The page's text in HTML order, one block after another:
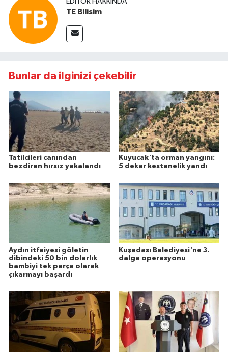
TE Bilisim
Bunlar da ilginizi çekebilir
Tatilcileri canından
bezdiren hırsız yakalandı
Kuyucak'ta orman yangını:
5 dekar kestanelik yandı
Aydın itfaiyesi göletin
dibindeki 50 bin dolarlık
bambiyi tek parça olarak
çıkarmayı başardı
Kuşadası Belediyesi'ne 3.
dalga operasyonu